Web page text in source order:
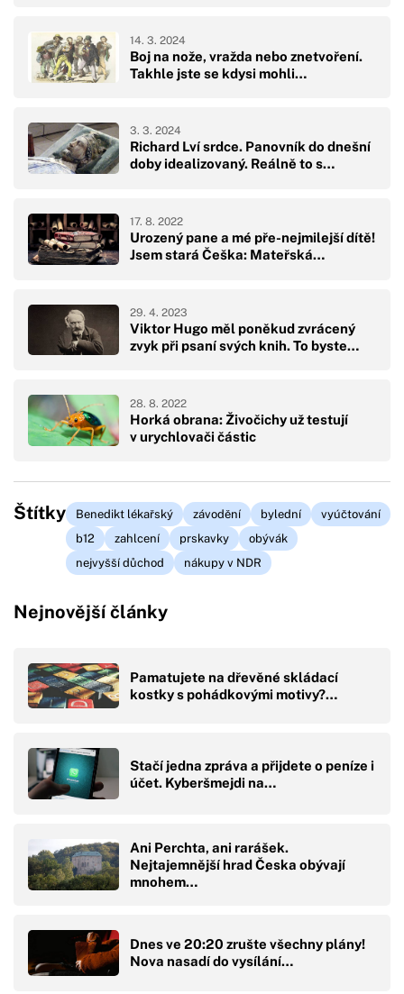
Boj na nože, vražda nebo znetvoření.
Takhle jste se kdysi mohli…
14. 3. 2024
Richard Lví srdce. Panovník do dnešní
doby idealizovaný. Reálně to s…
3. 3. 2024
Urozený pane a mé pře-nejmilejší dítě!
Jsem stará Češka: Mateřská…
17. 8. 2022
Viktor Hugo měl poněkud zvrácený
zvyk při psaní svých knih. To byste…
29. 4. 2023
Horká obrana: Živočichy už testují
v urychlovači částic
28. 8. 2022
Štítky Benedikt lékařský závodění bylední
vyúčtování
b12
zahlcení prskavky
obývák
nejvyšší důchod
nákupy v NDR
Nejnovější články
Pamatujete na dřevěné skládací
kostky s pohádkovými motivy?…
Stačí jedna zpráva a přijdete o peníze i
účet. Kyberšmejdi na…
Ani Perchta, ani rarášek.
Nejtajemnější hrad Česka obývají
mnohem…
Dnes ve 20:20 zrušte všechny plány!
Nova nasadí do vysílání…